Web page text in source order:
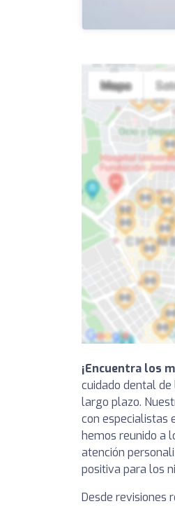
¡Encuentra los
cuidado dental
largo plazo.
con especialistas
hemos reunido a
atención
positiva para los
Desde revisiones